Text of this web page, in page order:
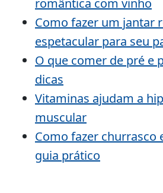
romântica com vinho
Como fazer um jantar
espetacular para seu
O que comer de pré e
dicas
Vitaminas ajudam a
muscular
Como fazer churrasco
guia prático